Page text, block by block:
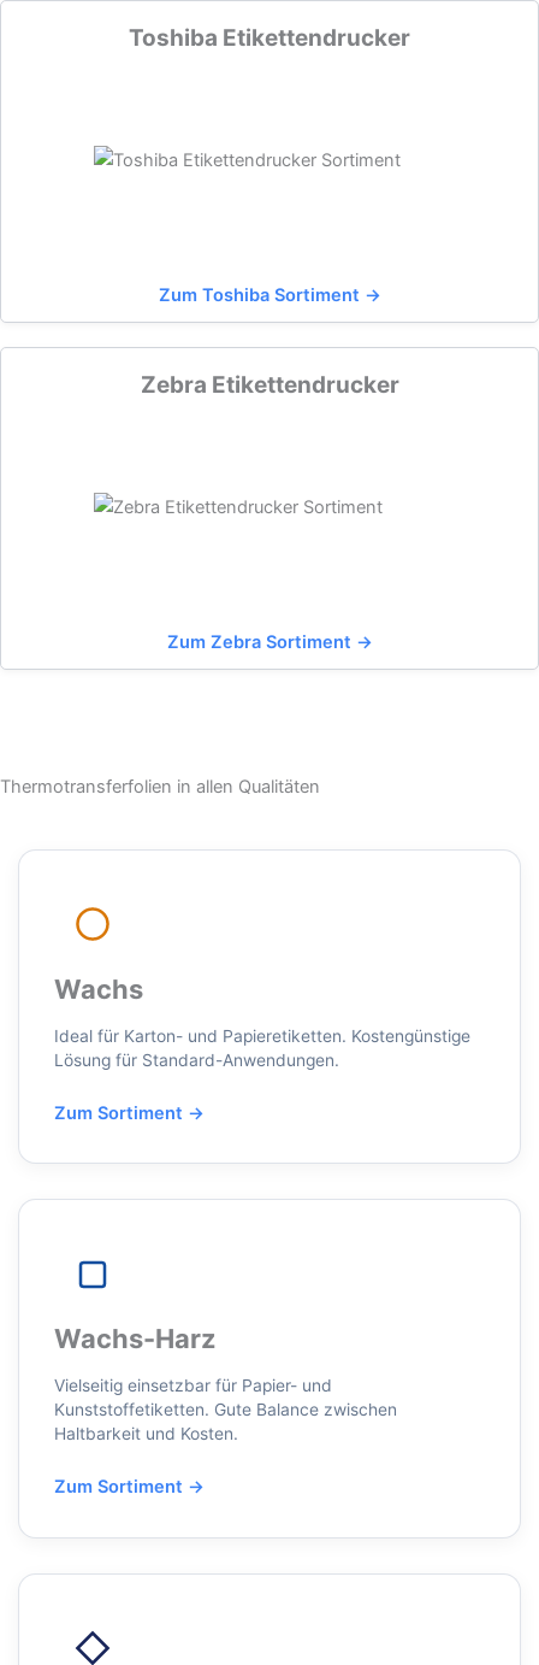
Toshiba Etikettendrucker
Zum Toshiba Sortiment →
Zebra Etikettendrucker
Zum Zebra Sortiment →
Thermotransferfolien in allen Qualitäten
Wachs
Ideal für Karton- und Papieretiketten. Kostengünstige
Lösung für Standard-Anwendungen.
Zum Sortiment →
Wachs-Harz
Vielseitig einsetzbar für Papier- und
Kunststoffetiketten. Gute Balance zwischen
Haltbarkeit und Kosten.
Zum Sortiment →